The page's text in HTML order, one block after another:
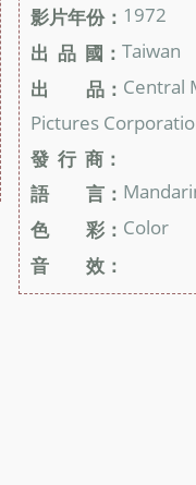
影片年份： 1972
出 品 國：Taiwan
出 品： Central
Pictures
發 行 商：
語 言：
色 彩： Color
音 效：